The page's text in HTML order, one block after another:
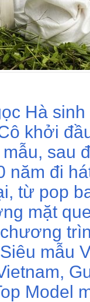
Hà
khởi
sau
năm đi
từ pop
mặt
mẫu
Model